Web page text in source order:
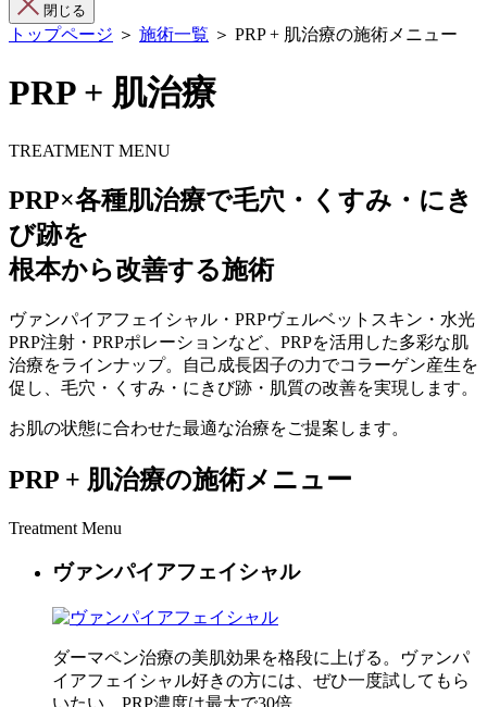
閉じる
トップページ ＞ 施術一覧 ＞ PRP + 肌治療の施術メニュー
PRP + 肌治療
TREATMENT MENU
PRP×各種肌治療で毛穴・くすみ・にき
び跡を
根本から改善する施術
ヴァンパイアフェイシャル・PRPヴェルベットスキン・水光
PRP注射・PRPポレーションなど、PRPを活用した多彩な肌
治療をラインナップ。自己成長因子の力でコラーゲン産生を
促し、毛穴・くすみ・にきび跡・肌質の改善を実現します。
お肌の状態に合わせた最適な治療をご提案します。
PRP + 肌治療の施術メニュー
Treatment Menu
ヴァンパイアフェイシャル
ダーマペン治療の美肌効果を格段に上げる。ヴァンパ
イアフェイシャル好きの方には、ぜひ一度試してもら
いたい。PRP濃度は最大で30倍。